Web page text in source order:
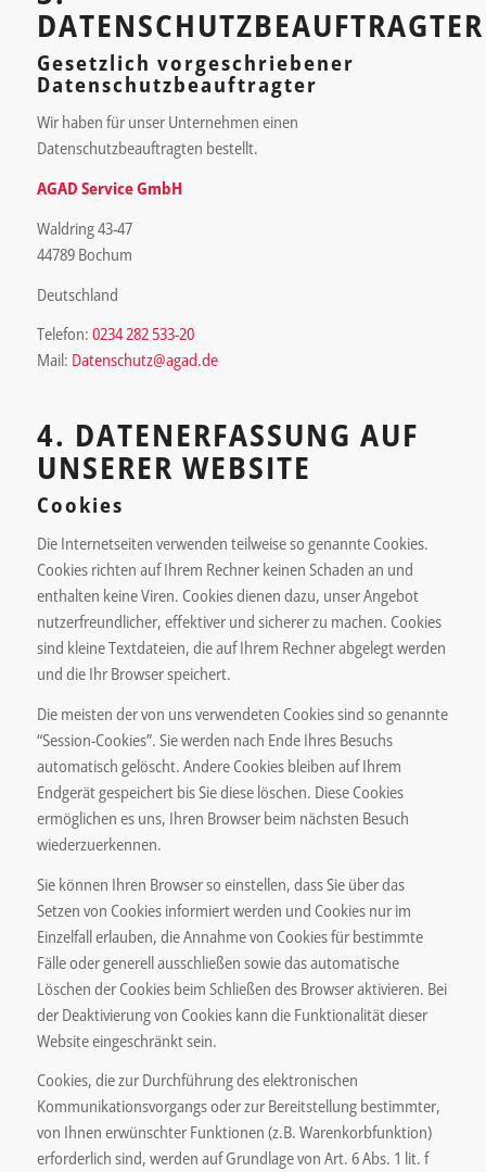
DATENSCHUTZBEAUFTRAGTER
Gesetzlich vorgeschriebener
Datenschutzbeauftragter
Wir haben für unser Unternehmen einen
Datenschutzbeauftragten bestellt.
AGAD Service GmbH
Waldring 43-47
44789 Bochum
Deutschland
Telefon: 0234 282 533-20
Mail: Datenschutz@agad.de
4. DATENERFASSUNG AUF
UNSERER WEBSITE
Cookies
Die Internetseiten verwenden teilweise so genannte Cookies.
Cookies richten auf Ihrem Rechner keinen Schaden an und
enthalten keine Viren. Cookies dienen dazu, unser Angebot
nutzerfreundlicher, effektiver und sicherer zu machen. Cookies
sind kleine Textdateien, die auf Ihrem Rechner abgelegt werden
und die Ihr Browser speichert.
Die meisten der von uns verwendeten Cookies sind so genannte
“Session-Cookies”. Sie werden nach Ende Ihres Besuchs
automatisch gelöscht. Andere Cookies bleiben auf Ihrem
Endgerät gespeichert bis Sie diese löschen. Diese Cookies
ermöglichen es uns, Ihren Browser beim nächsten Besuch
wiederzuerkennen.
Sie können Ihren Browser so einstellen, dass Sie über das
Setzen von Cookies informiert werden und Cookies nur im
Einzelfall erlauben, die Annahme von Cookies für bestimmte
Fälle oder generell ausschließen sowie das automatische
Löschen der Cookies beim Schließen des Browser aktivieren. Bei
der Deaktivierung von Cookies kann die Funktionalität dieser
Website eingeschränkt sein.
Cookies, die zur Durchführung des elektronischen
Kommunikationsvorgangs oder zur Bereitstellung bestimmter,
von Ihnen erwünschter Funktionen (z.B. Warenkorbfunktion)
erforderlich sind, werden auf Grundlage von Art. 6 Abs. 1 lit. f